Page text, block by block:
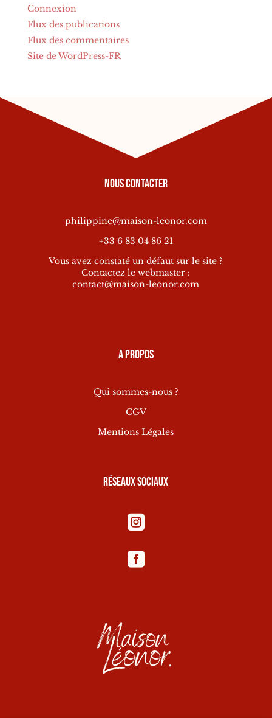
Connexion
Flux des publications
Flux des commentaires
Site de WordPress-FR
Nous contacter
philippine@maison-leonor.com
+33 6 83 04 86 21
Vous avez constaté un défaut sur le site ?
Contactez le webmaster :
contact@maison-leonor.com
A propos
Qui sommes-nous ?
CGV
Mentions Légales
Réseaux sociaux

